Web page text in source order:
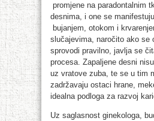
promjene na paradontalnim
desnima, i one se
bujanjem, otokom i
slučajevima, naročito ako se
sprovodi pravilno, javlja se
procesa. Zapaljene desni
uz vratove zuba, te se u tim
zadržavaju ostaci hrane,
idealna podloga za razvoj
Uz saglasnost ginekologa,